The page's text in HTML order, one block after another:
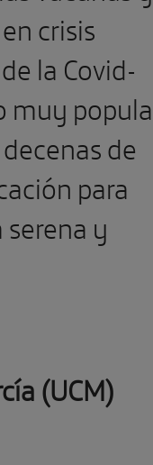
crisis
la Covid-
muy
de
para
y
(UCM)